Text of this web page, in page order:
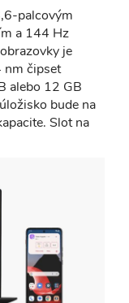
palcovým
a 144 Hz
je
nm čipset
alebo 12 GB
bude na
Slot na